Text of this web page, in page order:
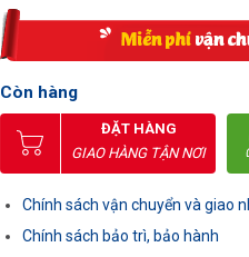
Còn hàng
ĐẶT HÀNG
GIAO HÀNG TẬN NƠI
Chính sách vận chuyển và giao
Chính sách bảo trì, bảo hành